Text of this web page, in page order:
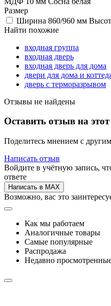
Размер
Ширина 860/960 мм
Найти похожие
входная группа
входная дверь
входная дверь для дома
двери для дома и
дверь с терморазрывом
Отзывы не найдены
Оставить отзыв на
Поделитесь мнением с
Написать отзыв
Войдите в учётную запись,
ответе
Написать в MAX
Возможно, вас это
Как мы работаем
Аналогичные товары
Самые популярные
Распродажа
Недавно